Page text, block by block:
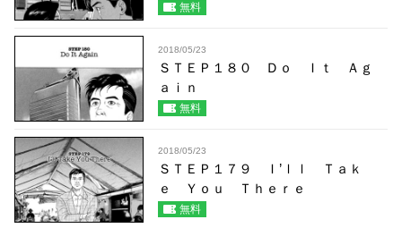
無料
2018/05/23
ＳＴＥＰ１８０ Ｄｏ Ｉｔ Ａｇ
ａｉｎ
無料
2018/05/23
ＳＴＥＰ１７９ Ｉ’ｌｌ Ｔａｋ
ｅ Ｙｏｕ Ｔｈｅｒｅ
無料